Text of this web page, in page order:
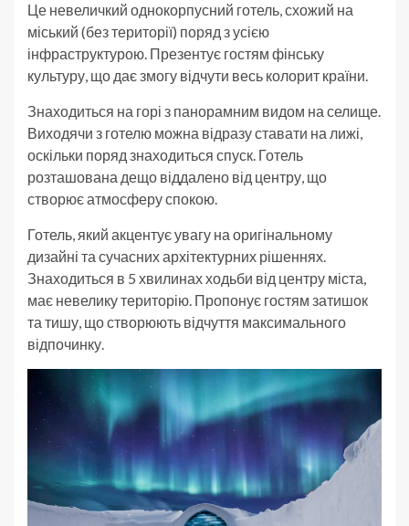
Це невеличкий однокорпусний готель, схожий на
міський (без території) поряд з усією
інфраструктурою. Презентує гостям фінську
культуру, що дає змогу відчути весь колорит країни.
Знаходиться на горі з панорамним видом на селище.
Виходячи з готелю можна відразу ставати на лижі,
оскільки поряд знаходиться спуск. Готель
розташована дещо віддалено від центру, що
створює атмосферу спокою.
Готель, який акцентує увагу на оригінальному
дизайні та сучасних архітектурних рішеннях.
Знаходиться в 5 хвилинах ходьби від центру міста,
має невелику територію. Пропонує гостям затишок
та тишу, що створюють відчуття максимального
відпочинку.